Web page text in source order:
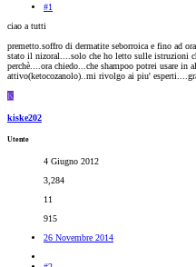
#1
ciao a tutti
premetto.soffro di dermatite seborroica e fino ad
stato il nizoral....solo che ho letto sulle istruzioni
perchè....ora chiedo...che shampoo potrei usare in
attivo(ketocozanolo)..mi rivolgo ai piu'
K
kiske202
Utente
4 Giugno 2012
3,284
11
915
26 Novembre 2014